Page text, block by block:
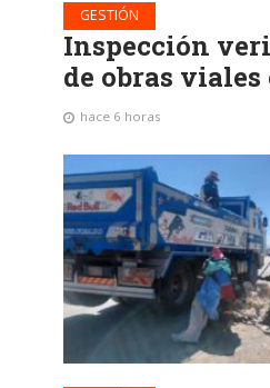
GESTIÓN
Inspección
de obras viales
hace 6 horas